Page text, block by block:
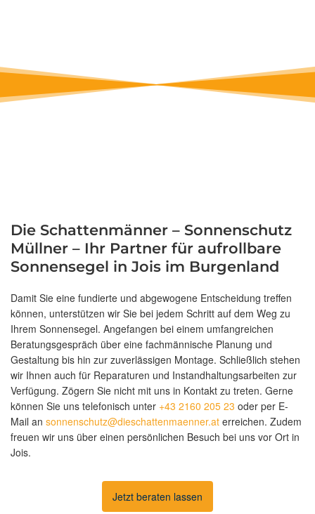
Die Schattenmänner – Sonnenschutz
Müllner – Ihr Partner für aufrollbare
Sonnensegel in Jois im Burgenland
Damit Sie eine fundierte und abgewogene Entscheidung treffen
können, unterstützen wir Sie bei jedem Schritt auf dem Weg zu
Ihrem Sonnensegel. Angefangen bei einem umfangreichen
Beratungsgespräch über eine fachmännische Planung und
Gestaltung bis hin zur zuverlässigen Montage. Schließlich stehen
wir Ihnen auch für Reparaturen und Instandhaltungsarbeiten zur
Verfügung. Zögern Sie nicht mit uns in Kontakt zu treten. Gerne
können Sie uns telefonisch unter +43 2160 205 23 oder per E-
Mail an sonnenschutz@dieschattenmaenner.at erreichen. Zudem
freuen wir uns über einen persönlichen Besuch bei uns vor Ort in
Jois.
Jetzt beraten lassen